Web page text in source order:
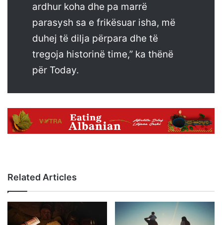
ardhur koha dhe pa marrë
parasysh sa e frikësuar isha, më
duhej të dilja përpara dhe të
tregoja historinë time,” ka thënë
për Today.
Related Articles